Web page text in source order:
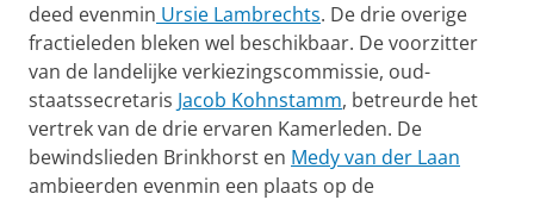
deed evenmin Ursie Lambrechts. De drie overige
fractieleden bleken wel beschikbaar. De voorzitter
van de landelijke verkiezingscommissie, oud-
staatssecretaris Jacob Kohnstamm, betreurde het
vertrek van de drie ervaren Kamerleden. De
bewindslie­den Brinkhorst en Medy van der Laan
ambieerden evenmin een plaats op de